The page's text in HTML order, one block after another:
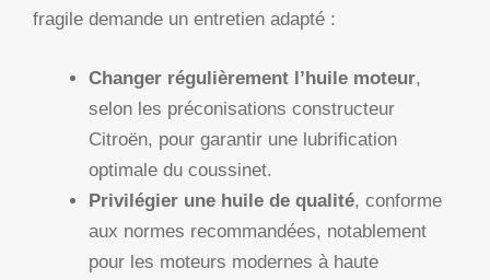
fragile demande un entretien adapté :
Changer régulièrement l’huile moteur,
selon les préconisations constructeur
Citroën, pour garantir une lubrification
optimale du coussinet.
Privilégier une huile de qualité, conforme
aux normes recommandées, notablement
pour les moteurs modernes à haute